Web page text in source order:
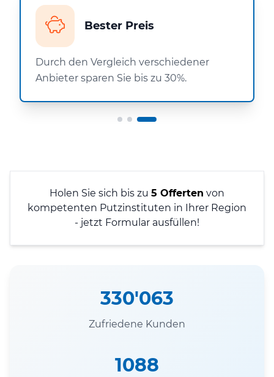
Bester Preis
Durch den Vergleich verschiedener
Anbieter sparen Sie bis zu 30%.
Holen Sie sich bis zu 5 Offerten von
kompetenten Putzinstituten in Ihrer Region
- jetzt Formular ausfüllen!
330'063
Zufriedene Kunden
1088